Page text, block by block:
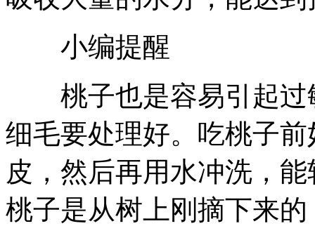
小编提醒
桃子也是容易引起过
细毛要处理好。吃桃子
皮，然后再用水冲洗，
桃子是从树上刚摘下来